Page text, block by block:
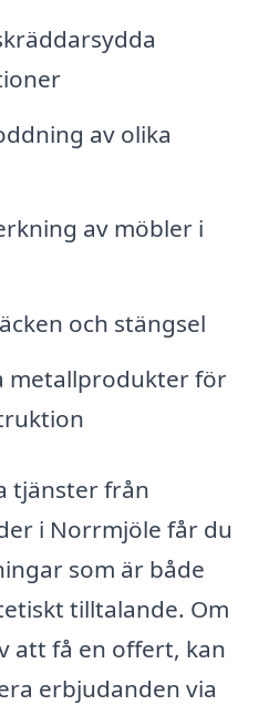
av olika
av möbler i
och stängsel
metallprodukter för
tjänster från
i Norrmjöle får du
som är både
tilltalande. Om
att få en offert, kan
erbjudanden via